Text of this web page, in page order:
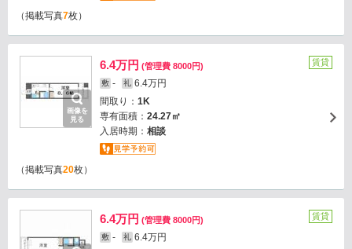
（掲載写真7枚）
画像を
見る
6.4万円 (管理費 8000円)
敷 - 礼 6.4万円
間取り： 1K
専有面積： 24.27㎡
入居時期： 相談
賃貸
（掲載写真20枚）
6.4万円 (管理費 8000円)
敷 - 礼 6.4万円
賃貸